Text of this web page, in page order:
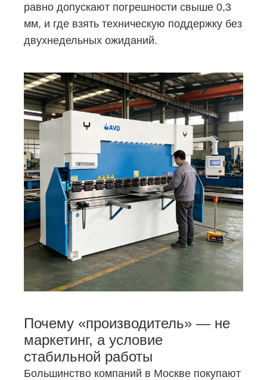
равно допускают погрешности свыше 0,3
мм, и где взять техническую поддержку без
двухнедельных ожиданий.
Почему «производитель» — не
маркетинг, а условие
стабильной работы
Большинство компаний в Москве покупают